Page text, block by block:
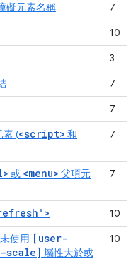
礙元素名稱
7
10
3
7
7
素 (<script> 和 7
或 <menu> 父項元
7
10
使用 [user-
scale] 屬性大於或
10